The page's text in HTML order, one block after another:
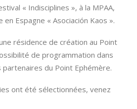
« Indisciplines », à la MPAA,
en Espagne « Asociación Kaos ».
résidence de création au Point
de programmation dans
du Point Ephémère.
ont été sélectionnées, venez